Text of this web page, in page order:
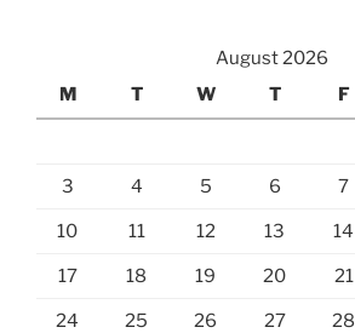
August 2026
M
T W T F
3 4 5 6 7
10 11 12 13 14
17 18 19 20 21
24 25 26 27 28